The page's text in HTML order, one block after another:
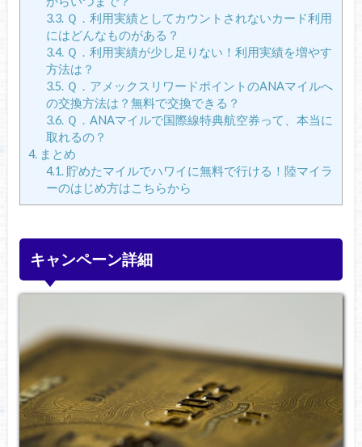
3.3.Ｑ．利用実績としてカウントされないカード利用
にはどんなものがある？
3.4.Ｑ．利用実績が少し足りない！利用実績を増やす
方法は？
3.5.Ｑ．アメックスリワードポイントのANAマイルへ
の交換方法は？無料で交換できる？
3.6.Ｑ．ANAマイルで国際線特典航空券って、本当に
取れるの？
4.まとめ
4.1.貯めたマイルでハワイに無料で行ける！陸マイラ
ーのはじめ方はこちらから
キャンペーン詳細